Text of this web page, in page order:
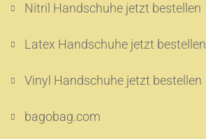
Nitril Handschuhe jetzt bestellen
Latex Handschuhe jetzt bestellen
Vinyl Handschuhe jetzt bestellen
bagobag.com